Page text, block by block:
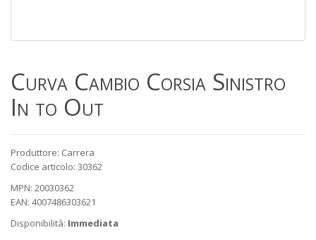
Curva Cambio Corsia Sinistro
In to Out
Produttore: Carrera
Codice articolo: 30362
MPN: 20030362
EAN: 4007486303621
Disponibilità: Immediata